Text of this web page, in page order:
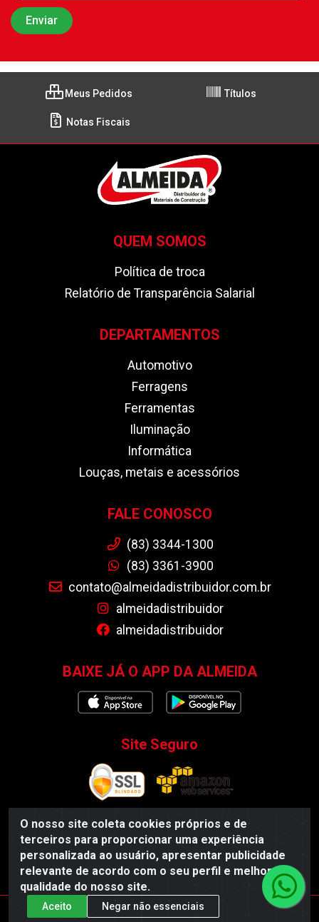
O nosso site coleta cookies próprios e de
terceiros para proporcionar uma experiência
personalizada ao usuário, apresentar publicidade
relevante de acordo com o seu perfil e melhorar a
qualidade do nosso site.
Aceito Negar não essenciais
Meus Pedidos Títulos
Notas Fiscais
QUEM SOMOS
Política de troca
Relatório de Transparência Salarial
DEPARTAMENTOS
Automotivo
Ferragens
Ferramentas
Iluminação
Informática
Louças, metais e acessórios
FALE CONOSCO
(83) 3344-1300
(83) 3361-3900
contato@almeidadistribuidor.com.br
almeidadistribuidor
almeidadistribuidor
BAIXE JÁ O APP DA ALMEIDA
Site Seguro
Almeida Distribuidor - Rodovia BR 104, S/N, Centro -
Esperança/PB - CEP 58135-000 - CNPJ 35.419.548/0001-55